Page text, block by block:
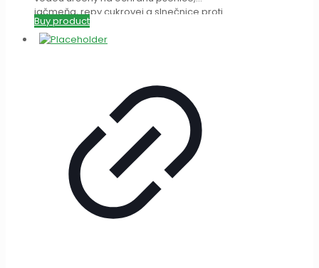
jačmeňa, repy cukrovej a slnečnice proti
hubovým chorobám.
Buy product